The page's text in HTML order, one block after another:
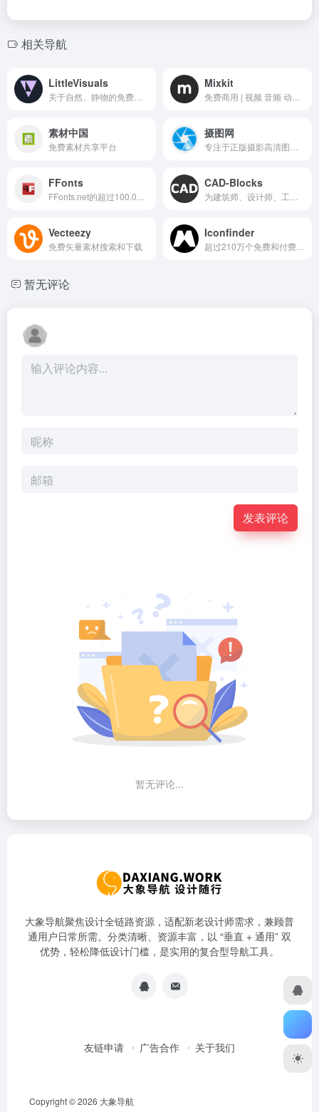
相关导航
LittleVisuals Mixkit
素材中国
免费素材共享平台
摄图网
FFonts CAD-Blocks
Vecteezy
免费矢量素材搜索和下载
Iconfinder
暂无评论
发表评论
暂无评论...
大象导航聚焦设计全链路资源，适配新老设计师需求，兼顾普
通用户日常所需。分类清晰、资源丰富，以 “垂直 + 通用” 双
优势，轻松降低设计门槛，是实用的复合型导航工具。
友链申请 广告合作 关于我们
Copyright © 2026 大象导航